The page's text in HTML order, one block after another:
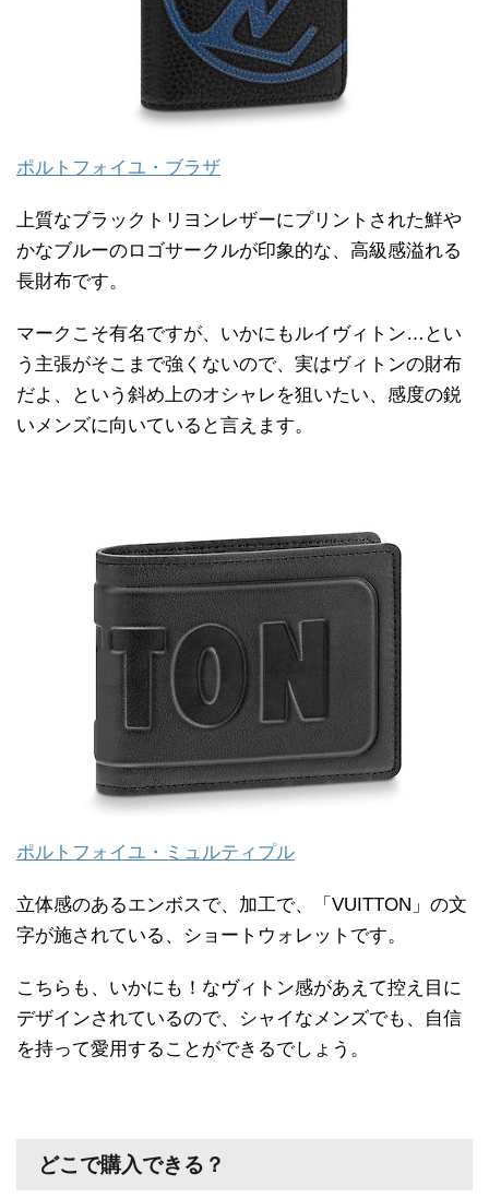
ポルトフォイユ・ブラザ
上質なブラックトリヨンレザーにプリントされた鮮や
かなブルーのロゴサークルが印象的な、高級感溢れる
長財布です。
マークこそ有名ですが、いかにもルイヴィトン…とい
う主張がそこまで強くないので、実はヴィトンの財布
だよ、という斜め上のオシャレを狙いたい、感度の鋭
いメンズに向いていると言えます。
ポルトフォイユ・ミュルティプル
立体感のあるエンボスで、加工で、「VUITTON」の文
字が施されている、ショートウォレットです。
こちらも、いかにも！なヴィトン感があえて控え目に
デザインされているので、シャイなメンズでも、自信
を持って愛用することができるでしょう。
どこで購入できる？